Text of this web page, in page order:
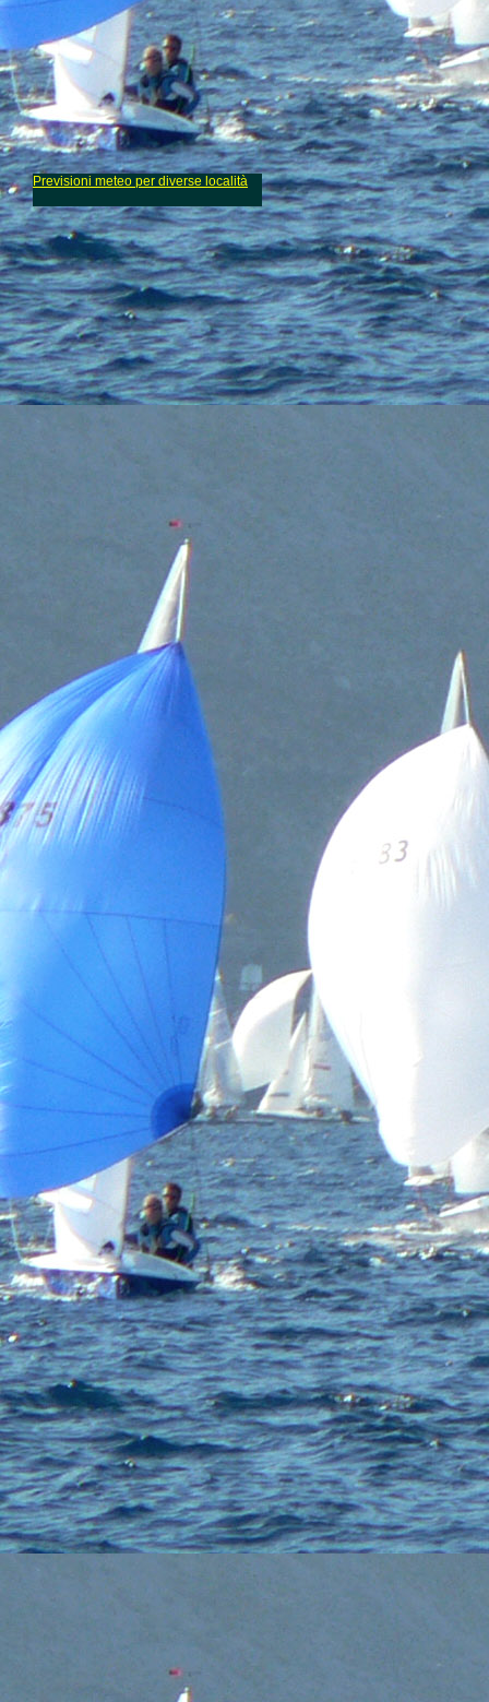
Previsioni meteo per diverse località